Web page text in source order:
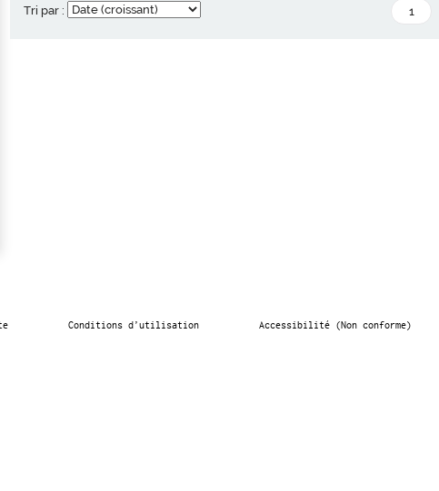
Tri par :
Conditions d’utilisation Accessibilité (Non conforme)